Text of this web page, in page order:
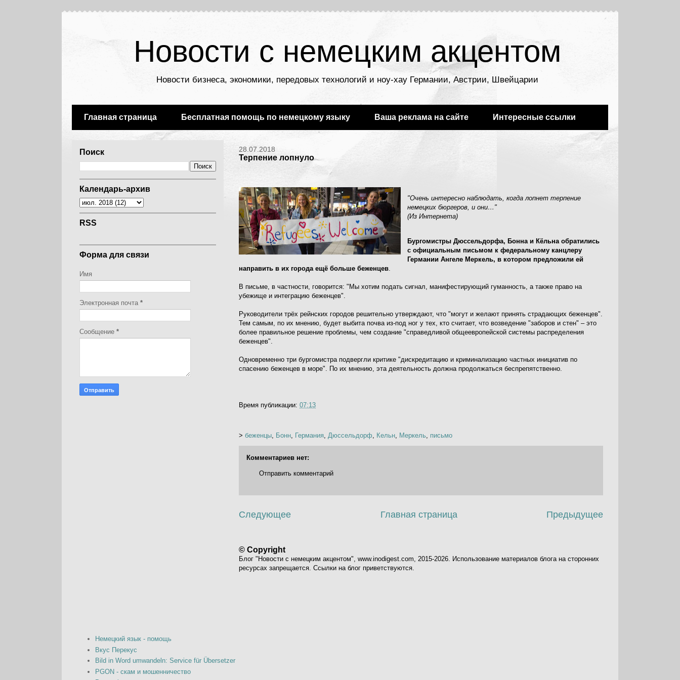
Новости с немецким акцентом
Новости бизнеса, экономики, передовых технологий и ноу-хау Германии, Австрии, Швейцарии
Главная страница Бесплатная помощь по немецкому языку Ваша реклама на сайте Интересные ссылки
28.07.2018
Терпение лопнуло
"Очень интересно наблюдать, когда лопнет терпение
немецких бюргеров, и они…"
(Из Интернета)
Бургомистры Дюссельдорфа, Бонна и Кёльна обратились
с официальным письмом к федеральному канцлеру
Германии Ангеле Меркель, в котором предложили ей
направить в их города ещё больше беженцев.
В письме, в частности, говорится: "Мы хотим подать сигнал, манифестирующий гуманность, а также право на
убежище и интеграцию беженцев".
Руководители трёх рейнских городов решительно утверждают, что "могут и желают принять страдающих беженцев".
Тем самым, по их мнению, будет выбита почва из-под ног у тех, кто считает, что возведение "заборов и стен" – это
более правильное решение проблемы, чем создание "справедливой общеевропейской системы распределения
беженцев".
Одновременно три бургомистра подвергли критике "дискредитацию и криминализацию частных инициатив по
спасению беженцев в море". По их мнению, эта деятельность должна продолжаться беспрепятственно.
Время публикации: 07:13
> беженцы Бонн Германия Дюссельдорф Кельн Меркель письмо
Комментариев нет:
Отправить комментарий
Следующее Предыдущее
Главная страница
© Copyright
Блог "Новости с немецким акцентом", www.inodigest.com, 2015-2026. Использование материалов блога на сторонних
ресурсах запрещается. Ссылки на блог приветствуются.
Поиск
Календарь-архив
RSS
Форма для связи
Имя
Электронная почта *
Сообщение *
Немецкий язык - помощь
Вкус Перекус
Bild in Word umwandeln: Service für Übersetzer
PGON - скам и мошенничество